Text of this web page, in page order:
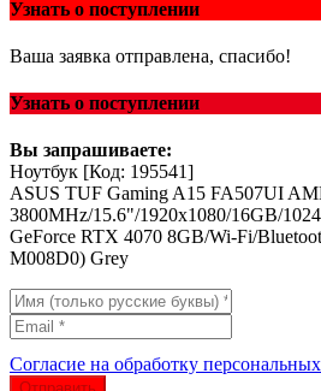
Узнать о поступлении
Ваша заявка отправлена, спасибо!
Узнать о поступлении
Вы запрашиваете:
Ноутбук [Код: 195541]
ASUS TUF Gaming A15 FA507UI
3800MHz/15.6"/1920x1080/16GB/
GeForce RTX 4070 8GB/Wi-Fi/
M008D0) Grey
Согласие на обработку